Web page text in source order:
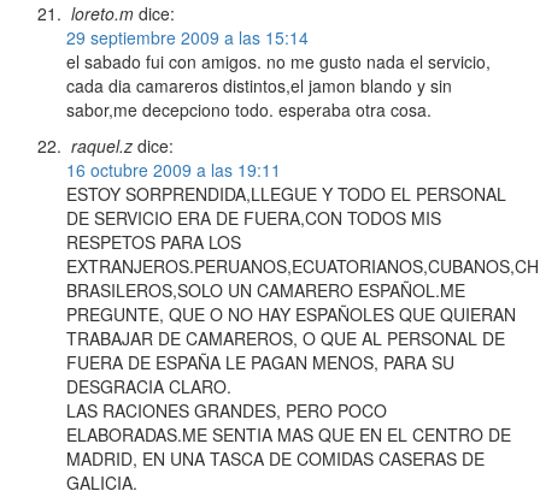
loreto.m dice:
29 septiembre 2009 a las 15:14
el sabado fui con amigos. no me gusto nada el servicio,
cada dia camareros distintos,el jamon blando y sin
sabor,me decepciono todo. esperaba otra cosa.
raquel.z dice:
16 octubre 2009 a las 19:11
ESTOY SORPRENDIDA,LLEGUE Y TODO EL PERSONAL
DE SERVICIO ERA DE FUERA,CON TODOS MIS
RESPETOS PARA LOS
BRASILEROS,SOLO UN CAMARERO ESPAÑOL.ME
PREGUNTE, QUE O NO HAY ESPAÑOLES QUE QUIERAN
TRABAJAR DE CAMAREROS, O QUE AL PERSONAL DE
FUERA DE ESPAÑA LE PAGAN MENOS, PARA SU
DESGRACIA CLARO.
LAS RACIONES GRANDES, PERO POCO
ELABORADAS.ME SENTIA MAS QUE EN EL CENTRO DE
MADRID, EN UNA TASCA DE COMIDAS CASERAS DE
GALICIA.